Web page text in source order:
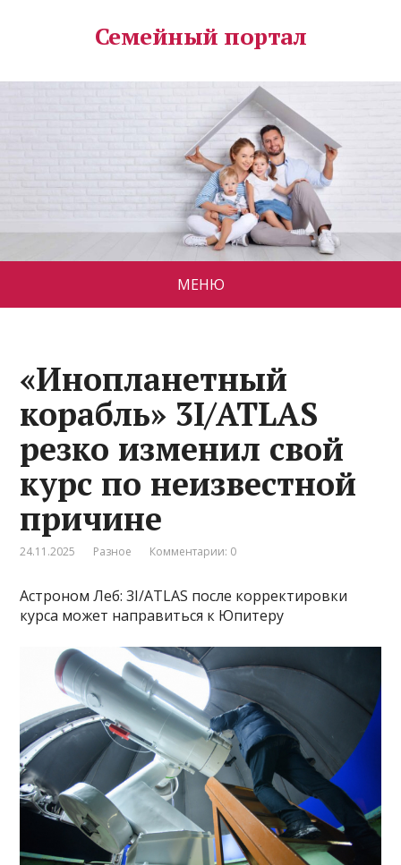
Семейный портал
МЕНЮ
«Инопланетный
корабль» 3I/ATLAS
резко изменил свой
курс по неизвестной
причине
24.11.2025 Разное Комментарии: 0
Астроном Леб: 3I/ATLAS после корректировки
курса может направиться к Юпитеру